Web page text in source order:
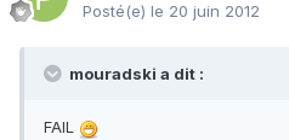
Posté(e) le 20 juin 2012
mouradski a dit :
FAIL